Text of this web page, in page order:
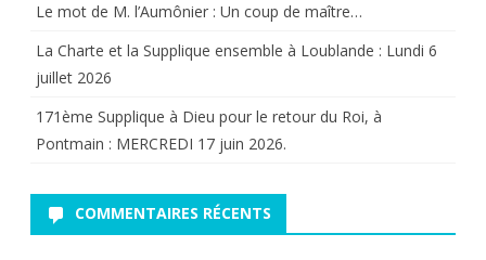
Marguerite-
Le mot de M. l’Aumônier : Un coup de maître…
La Charte et la Supplique ensemble à Loublande : Lundi 6
juillet 2026
171ème Supplique à Dieu pour le retour du Roi, à
Pontmain : MERCREDI 17 juin 2026.
COMMENTAIRES RÉCENTS